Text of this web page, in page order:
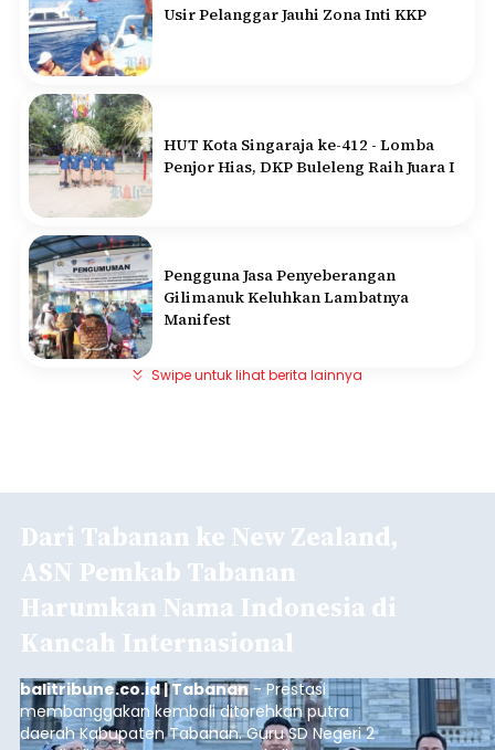
Usir Pelanggar Jauhi Zona Inti KKP
HUT Kota Singaraja ke-412 - Lomba
Penjor Hias, DKP Buleleng Raih Juara I
Pengguna Jasa Penyeberangan
Gilimanuk Keluhkan Lambatnya
Manifest
Swipe untuk lihat berita lainnya
Dari Tabanan ke New Zealand,
ASN Pemkab Tabanan
Harumkan Nama Indonesia di
Kancah Internasional
balitribune.co.id | Tabanan- Prestasi
membanggakan kembali ditorehkan putra
daerah Kabupaten Tabanan. Guru SD Negeri 2